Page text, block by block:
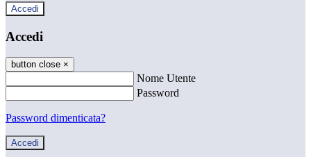
Accedi
Accedi
button close ×
Nome Utente
Password
Password dimenticata?